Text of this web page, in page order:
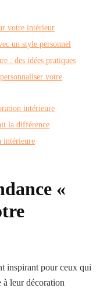
votre intérieur
un style personnel
: des idées pratiques
votre
intérieure
la différence
intérieure
«
inspirant pour ceux qui
à leur décoration